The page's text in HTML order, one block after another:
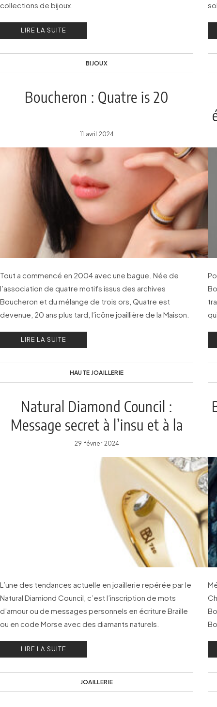
collections de bijoux.
LIRE LA SUITE
BIJOUX
Boucheron : Quatre is 20
11 avril 2024
Tout a commencé en 2004 avec une bague. Née de
l’association de quatre motifs issus des archives
Boucheron et du mélange de trois ors, Quatre est
devenue, 20 ans plus tard, l’icône joaillière de la Maison.
LIRE LA SUITE
HAUTE JOAILLERIE
Natural Diamond Council :
Message secret à l’insu et à la
vue de tous
29 février 2024
L’une des tendances actuelle en joaillerie repérée par le
Natural Diamiond Council, c’est l’inscription de mots
d’amour ou de messages personnels en écriture Braille
ou en code Morse avec des diamants naturels.
LIRE LA SUITE
JOAILLERIE